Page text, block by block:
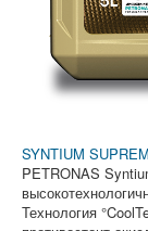
SYNTIUM
PETRONAS
Технология